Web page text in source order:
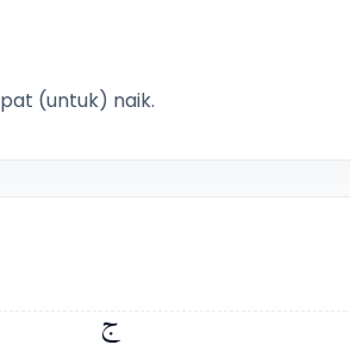
(untuk) naik.